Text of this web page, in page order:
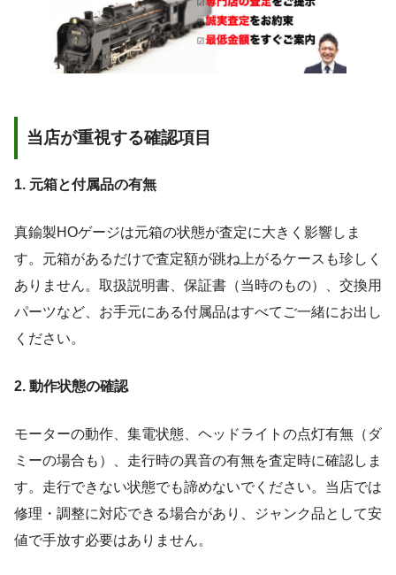
当店が重視する確認項目
1. 元箱と付属品の有無
真鍮製HOゲージは元箱の状態が査定に大きく影響しま
す。元箱があるだけで査定額が跳ね上がるケースも珍しく
ありません。取扱説明書、保証書（当時のもの）、交換用
パーツなど、お手元にある付属品はすべてご一緒にお出し
ください。
2. 動作状態の確認
モーターの動作、集電状態、ヘッドライトの点灯有無（ダ
ミーの場合も）、走行時の異音の有無を査定時に確認しま
す。走行できない状態でも諦めないでください。当店では
修理・調整に対応できる場合があり、ジャンク品として安
値で手放す必要はありません。